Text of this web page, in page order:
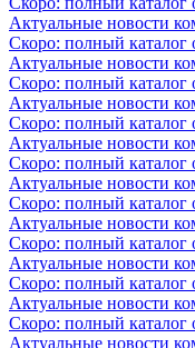
Актуальные новости
Скоро: полный каталог
Актуальные новости
Скоро: полный каталог
Актуальные новости
Скоро: полный каталог
Актуальные новости
Скоро: полный каталог
Актуальные новости
Скоро: полный каталог
Актуальные новости
Скоро: полный каталог
Актуальные новости
Скоро: полный каталог
Актуальные новости
Скоро: полный каталог
Актуальные новости